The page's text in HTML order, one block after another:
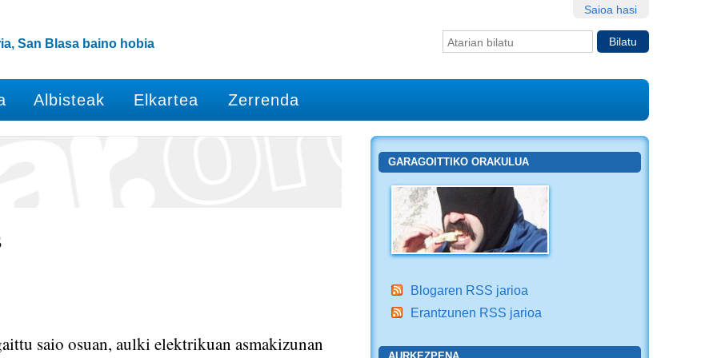
Saioa hasi
Bilatu atarian
San Blasa baino hobia
Albisteak Elkartea Zerrenda
saio osuan, aulki elektrikuan asmakizunan
GARAGOITTIKO ORAKULUA
Blogaren RSS jarioa
Erantzunen RSS jarioa